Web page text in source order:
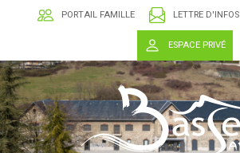
PORTAIL FAMILLE LETTRE D'INFOS
ESPACE PRIVÉ